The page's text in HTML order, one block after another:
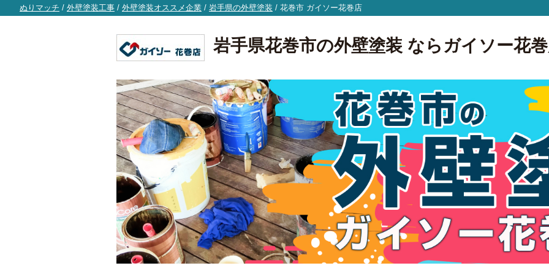
ぬりマッチ / 外壁塗装工事 / 外壁塗装オススメ企業 / 岩手県の外壁塗装 / 花巻市 ガイソー花巻店
岩手県花巻市の外壁塗装 ならガイソー